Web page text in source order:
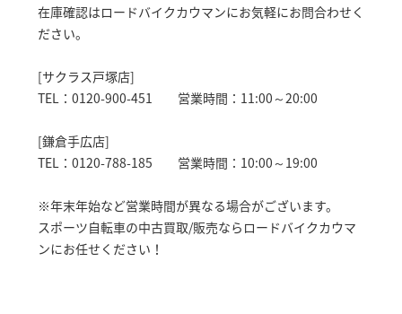
在庫確認はロードバイクカウマンにお気軽にお問合わせく
ださい。
[サクラス戸塚店]
TEL：0120-900-451 営業時間：11:00～20:00
[鎌倉手広店]
TEL：0120-788-185 営業時間：10:00～19:00
※年末年始など営業時間が異なる場合がございます。
スポーツ自転車の中古買取/販売ならロードバイクカウマ
ンにお任せください！